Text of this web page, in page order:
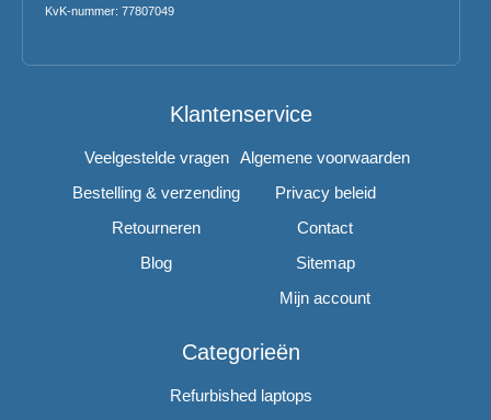
KvK-nummer: 77807049
Klantenservice
Veelgestelde vragen
Bestelling & verzending
Retourneren
Blog
Algemene voorwaarden
Privacy beleid
Contact
Sitemap
Mijn account
Categorieën
Refurbished laptops